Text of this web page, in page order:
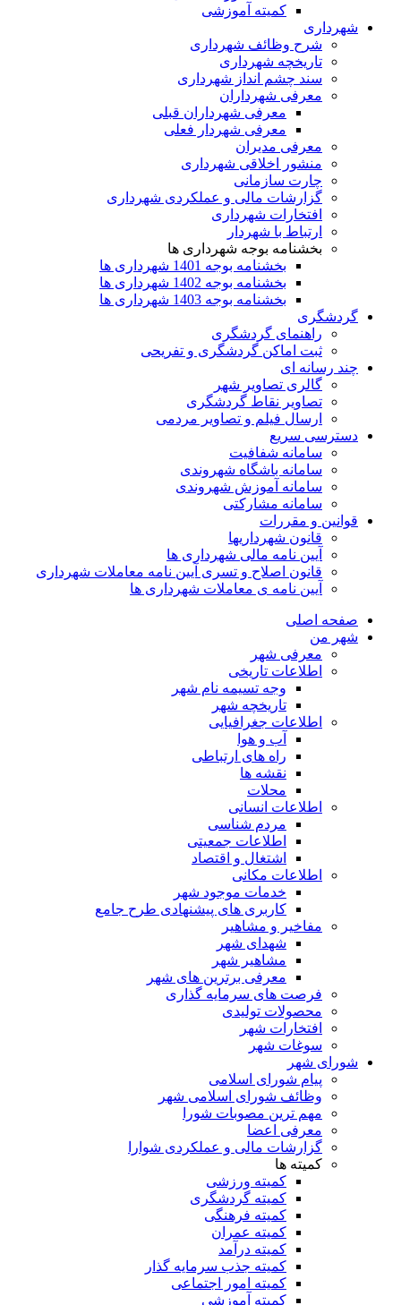
کمیته آموزشی
شهرداری
شرح وظائف شهرداری
تاریخچه شهرداری
سند چشم انداز شهرداری
معرفی شهرداران
معرفی شهرداران قبلی
معرفی شهردار فعلی
معرفی مدیران
منشور اخلاقی شهرداری
چارت سازمانی
گزارشات مالی و عملکردی شهرداری
افتخارات شهرداری
ارتباط با شهردار
بخشنامه بوجه شهرداری ها
بخشنامه بوجه 1401 شهرداری ها
بخشنامه بوجه 1402 شهرداری ها
بخشنامه بوجه 1403 شهرداری ها
گردشگری
راهنمای گردشگری
ثبت اماکن گردشگری و تفریحی
چند رسانه ای
گالری تصاویر شهر
تصاویر نقاط گردشگری
ارسال فیلم و تصاویر مردمی
دسترسی سریع
سامانه شفافیت
سامانه باشگاه شهروندی
سامانه آموزش شهروندی
سامانه مشارکتی
قوانین و مقررات
قانون شهرداریها
آیین نامه مالی شهرداری ها
قانون اصلاح و تسری آیین نامه معاملات شهرداری
آیین نامه ی معاملات شهرداری ها
صفحه اصلی
شهر من
معرفی شهر
اطلاعات تاریخی
وجه تسیمه نام شهر
تاریخچه شهر
اطلاعات جغرافیایی
آب و هوا
راه های ارتباطی
نقشه ها
محلات
اطلاعات انسانی
مردم شناسی
اطلاعات جمعیتی
اشتغال و اقتصاد
اطلاعات مکانی
خدمات موجود شهر
کاربری های پیشنهادی طرح جامع
مفاخیر و مشاهیر
شهدای شهر
مشاهیر شهر
معرفی برترین های شهر
فرصت های سرمایه گذاری
محصولات تولیدی
افتخارات شهر
سوغات شهر
شورای شهر
پیام شورای اسلامی
وظائف شورای اسلامی شهر
مهم ترین مصوبات شورا
معرفی اعضا
گزارشات مالی و عملکردی شوارا
کمیته ها
کمیته ورزشی
کمیته گردشگری
کمیته فرهنگی
کمیته عمران
کمیته درآمد
کمیته جذب سرمایه گذار
کمیته امور اجتماعی
کمیته آموزشی